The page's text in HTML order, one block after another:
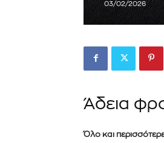
03/02/2026
Άδεια
Όλο και